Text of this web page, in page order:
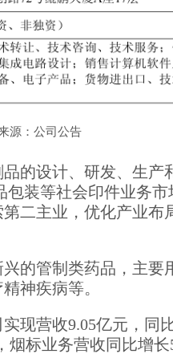
源：公司公告
的设计、研发、生产
装等社会印件业务
二主业，优化产业布
的管制类药品，主要
神疾病等。
现营收9.05亿元，同
烟标业务营收同比增